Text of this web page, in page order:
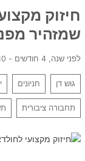
חיזוק
שמזהיר
לפני שנה, 4 חודשים - 10 מרץ 2025
גוש דן חניונים
תחבורה ציבורית